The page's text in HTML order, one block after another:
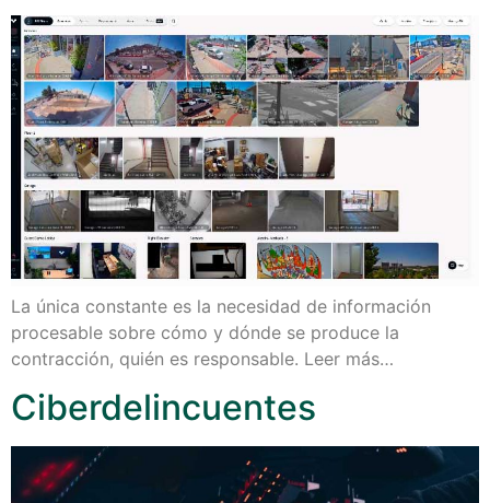
La única constante es la necesidad de información
procesable sobre cómo y dónde se produce la
contracción, quién es responsable. Leer más…
Ciberdelincuentes